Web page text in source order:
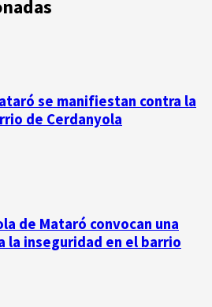
se manifiestan contra la
de Cerdanyola
de Mataró convocan una
la inseguridad en el barrio